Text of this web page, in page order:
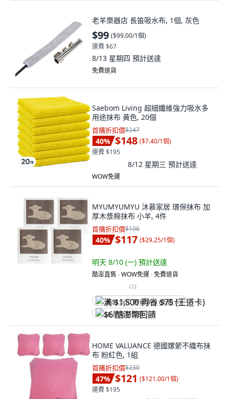
老羊樂器店 長笛吸水布, 1個, 灰色
$99 ($99.00/1個)
運費 $67
8/13 星期四 預計送達
免費退貨
Saebom Living 超細纖維強力吸水多
用途抹布 黃色, 20個
首購折扣價$247
40% $148 ($7.40/1個)
運費 $195
8/12 星期三 預計送達
WOW免運
MYUMYUMYU 沐慕家居 環保抹布 加
厚木漿棉抹布 小羊, 4件
首購折扣價$196
40% $117 ($29.25/1個)
明天 8/10 (一) 預計送達
酷澎直售 ∙ WOW免運 ∙ 免費退貨
(2)
满 $1,500 再省 $75 (王道卡)
$6 酷澎幣回饋
HOME VALUANCE 德國嫘縈不織布抹
布 粉紅色, 1組
首購折扣價$230
47% $121 ($121.00/1個)
運費 $195